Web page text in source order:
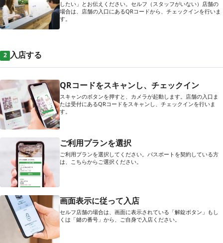
したい」とお伝えください。セルフ（スタッフがいない）店舗の
場合は、店舗の入口にあるQRコードから、チェックインを行いま
す。
2 入店する
QRコードをスキャンし、チェックイン
スキャンのボタンを押すと、カメラが起動します。店舗の入口ま
たは受付にあるQRコードをスキャンし、チェックインを行いま
す。
ご利用プランを選択
ご利用プランを選択してください。パスポートを契約している方
は、こちらからご選択ください。
画面表示に従って入店
セルフ店舗の場合は、画面に表示されている「解錠ボタン」もし
くは「鍵の番号」から、ご自身で入店ください。